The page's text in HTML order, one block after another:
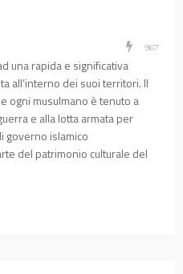
967
una rapida e significativa
all’interno dei suoi territori. Il
ogni musulmano è tenuto a
e alla lotta armata per
governo islamico
del patrimonio culturale del